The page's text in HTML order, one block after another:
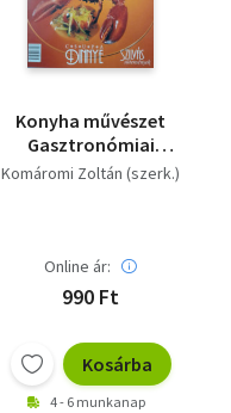
Konyha művészet
Gasztronómiai
magazin - 1999/4
Komáromi Zoltán (szerk.)
Online ár:
990 Ft
Kosárba
4 - 6 munkanap